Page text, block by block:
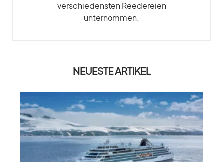
verschiedensten Reedereien
unternommen.
NEUESTE ARTIKEL